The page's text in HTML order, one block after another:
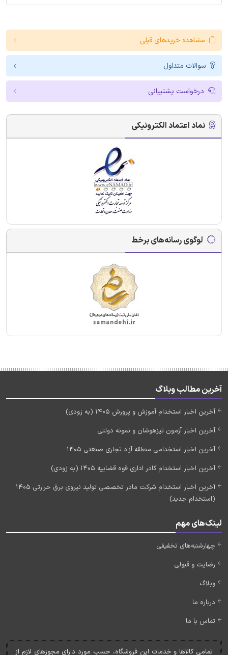
مشاهده خریدهای قبلی
سوالات متداول
درخواست پشتیبانی
نماد اعتماد الکترونیکی
لوگوی رسانه‌های برخط
آخرین مطالب وبلاگ
آخرین اخبار استخدام آموزش و پرورش 1405 (به زودی)
آخرین اخبار آزمون تیزهوشان و نمونه دولتی
آخرین اخبار استخدامی منطقه آزاد تجاری صنعتی 1405
آخرین اخبار استخدام کادر اداری قوه قضاییه 1405 (به زودی)
آخرین اخبار استخدام شرکت مادر تخصصی تولید نیروی برق حرارتی 1405
(استخدام جدید)
لینک‌های مهم
چهارشنبه‌های تخفیفی
رضایت و قبولی
وبلاگ
درباره ما
تماس با ما
تمامی کالاها و خدمات اين فروشگاه، حسب مورد دارای مجوزهای لازم از